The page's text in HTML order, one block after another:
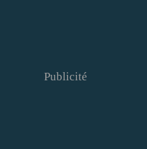
Publicité